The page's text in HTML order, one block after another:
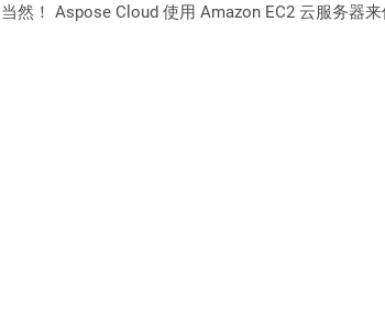
当然！ Aspose Cloud 使用 Amazon EC2 云服务器